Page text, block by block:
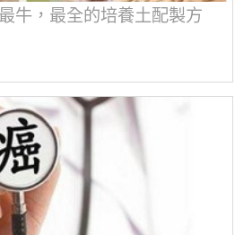
牛，最全的培養土配製方